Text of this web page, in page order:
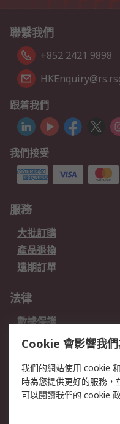
聯繫我們
+852 2421 9898
跟着我們
我們接受
服務
大批訂購
產品退換
遠期訂單
法律
數據保護
網站條款
關於RS
Cookie 會影響我
我們的網站使用 cookie
時為您提供更好的服務，
可以閱讀我們的 cookie